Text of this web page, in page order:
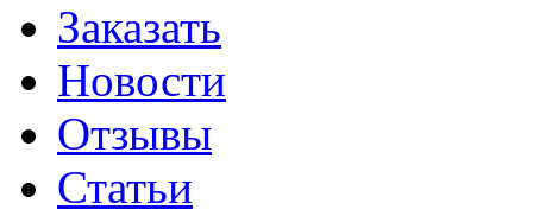
Заказать
Новости
Отзывы
Статьи